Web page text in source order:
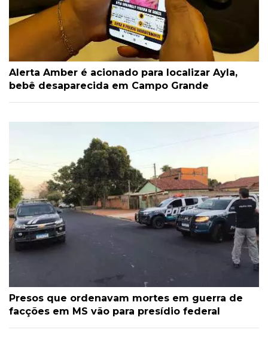
Alerta Amber é acionado para localizar Ayla,
bebê desaparecida em Campo Grande
Presos que ordenavam mortes em guerra de
facções em MS vão para presídio federal